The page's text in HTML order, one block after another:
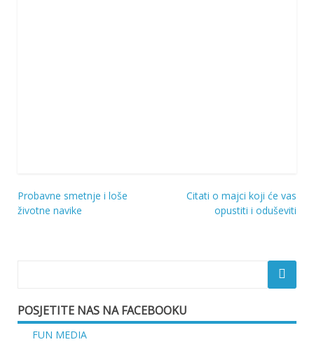
Navigacija
Probavne smetnje i loše
životne navike
Citati o majci koji će vas
opustiti i oduševiti
POSJETITE NAS NA FACEBOOKU
FUN MEDIA